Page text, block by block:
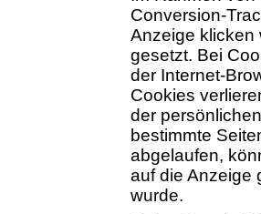
Conversion-
Anzeige klicken
gesetzt. Bei
der Internet-
Cookies
der
bestimmte
abgelaufen,
auf die Anzeige
wurde.